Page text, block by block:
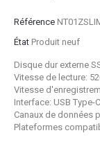
Référence
État Produit neuf
Disque dur externe
Vitesse de lecture:
Vitesse
Interface: USB Type-C
Canaux de données
Plateformes